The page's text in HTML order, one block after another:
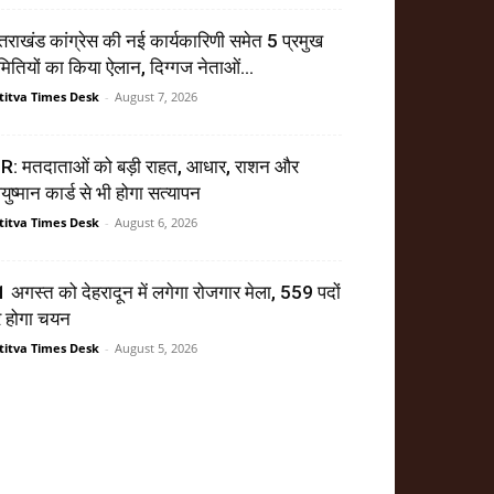
कांग्रेस की नई कार्यकारिणी समेत 5 प्रमुख
का किया ऐलान, दिग्गज नेताओं...
Times Desk - August 7, 2026
मतदाताओं को बड़ी राहत, आधार, राशन और
कार्ड से भी होगा सत्यापन
Times Desk - August 6, 2026
अगस्त को देहरादून में लगेगा रोजगार मेला, 559 पदों
होगा चयन
Times Desk - August 5, 2026